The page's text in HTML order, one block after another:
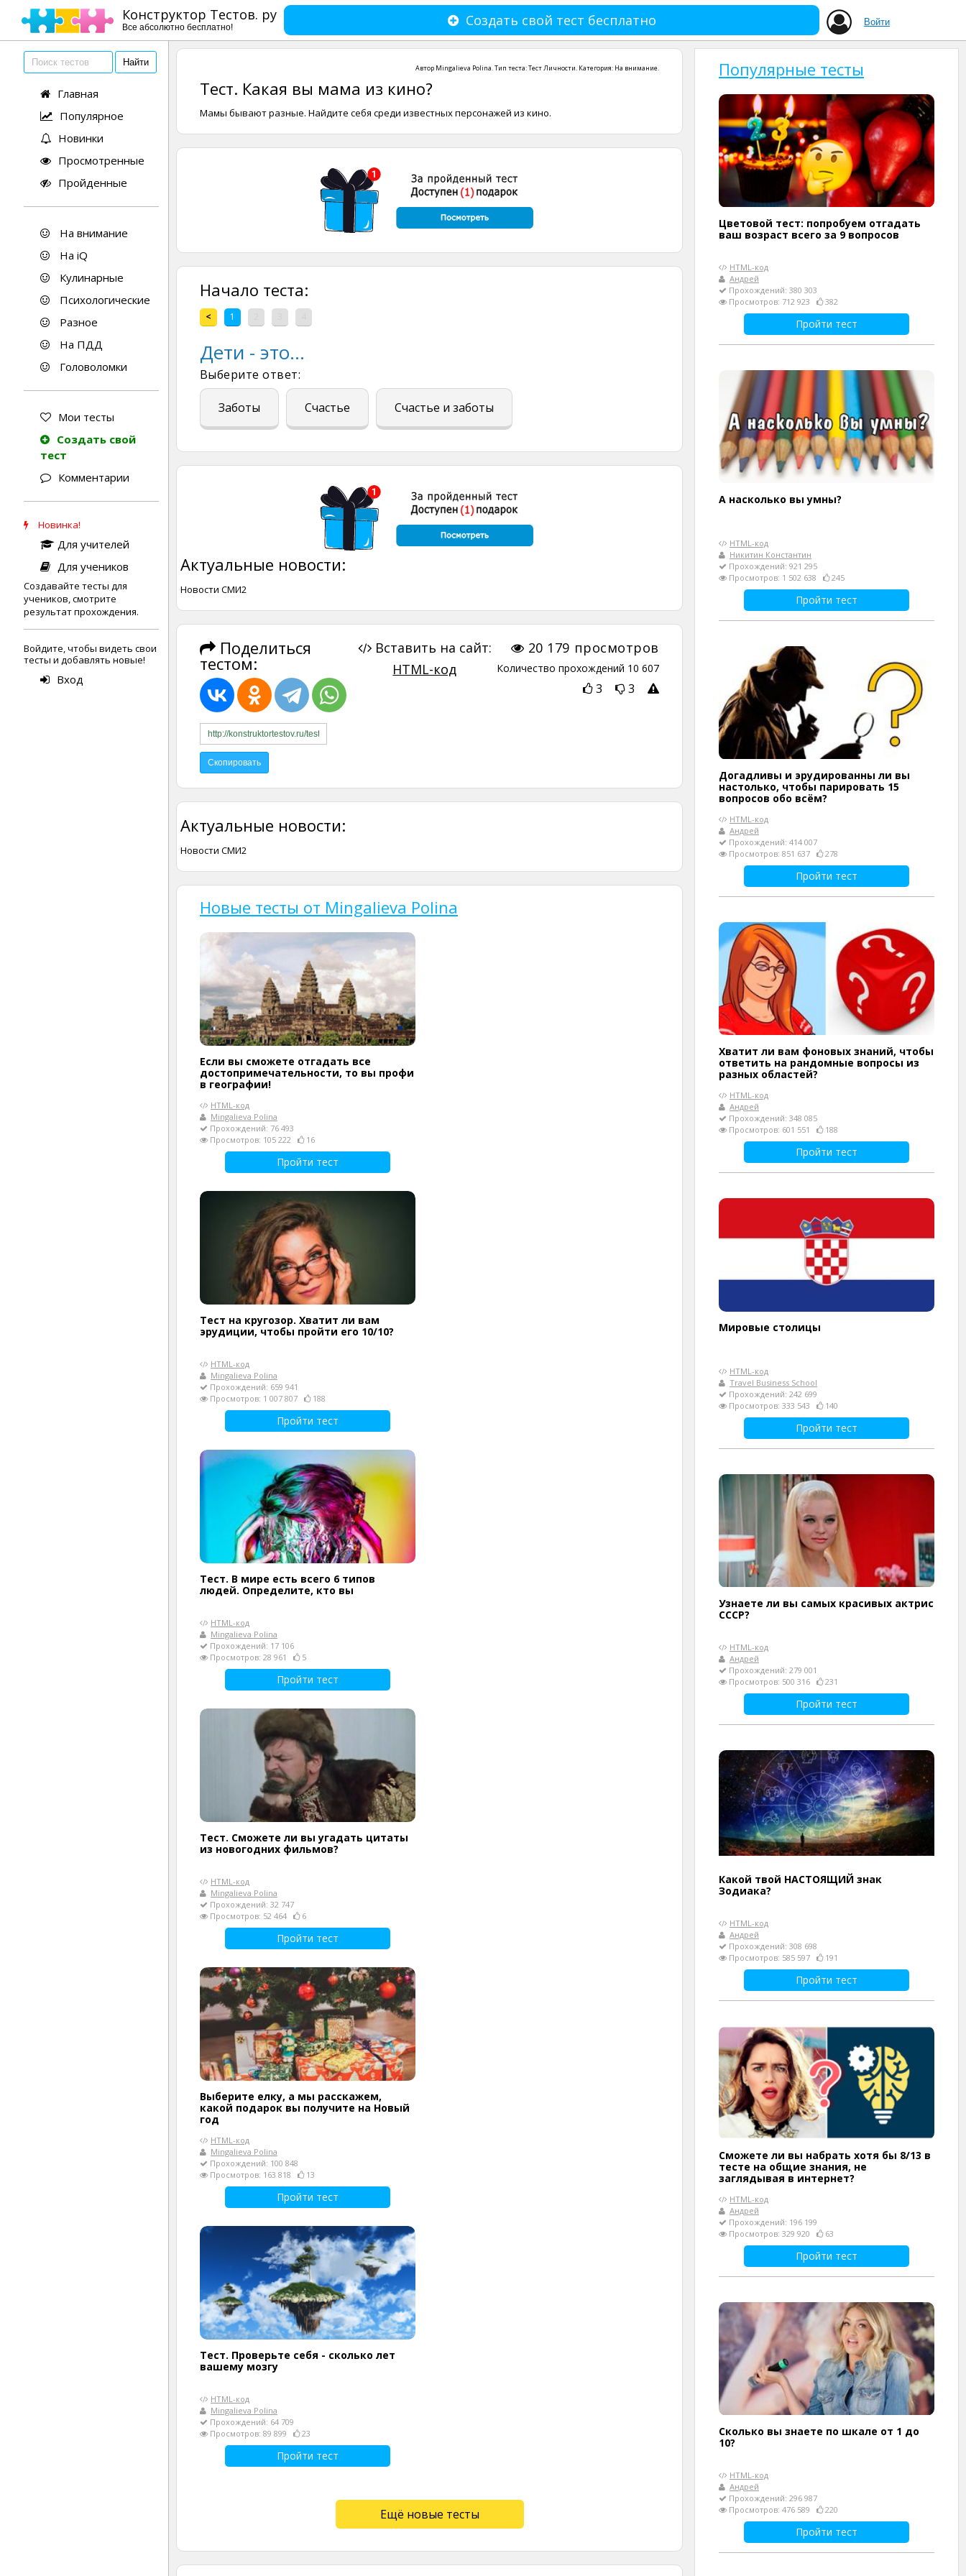
Конструктор Тестов. ру
Все абсолютно бесплатно! Войти
Создать свой тест бесплатно
Главная
Популярное
Новинки
Просмотренные
Пройденные
На внимание
На iQ
Кулинарные
Психологические
Разное
На ПДД
Головоломки
Мои тесты
Создать свой
тест
Комментарии
Новинка!
Для учителей
Для учеников
Создавайте тесты для
учеников, смотрите
результат прохождения.
Войдите, чтобы видеть свои
тесты и добавлять новые!
Вход
Автор Mingalieva Polina. Тип теста:Тест Личности. Категория: На внимание.
Тест. Какая вы мама из кино?
Мамы бывают разные. Найдите себя среди известных персонажей из кино.
Начало теста:
< 1
Дети - это...
Выберите ответ:
Заботы Счастье Счастье и заботы
Актуальные новости:
Новости СМИ2
Поделиться
тестом:
20 179 просмотров
Количество прохождений 10 607
3 3
Вставить на сайт:
HTML-код
Актуальные новости:
Новости СМИ2
Новые тесты от Mingalieva Polina
Если вы сможете отгадать все
достопримечательности, то вы профи
в географии!
HTML-код
Mingalieva Polina
Прохождений: 76 493
Просмотров: 105 222
16
Пройти тест
Тест на кругозор. Хватит ли вам
эрудиции, чтобы пройти его 10/10?
HTML-код
Mingalieva Polina
Прохождений: 659 941
Просмотров: 1 007 807
188
Пройти тест
Тест. В мире есть всего 6 типов
людей. Определите, кто вы
HTML-код
Mingalieva Polina
Прохождений: 17 106
Просмотров: 28 961
5
Пройти тест
Тест. Сможете ли вы угадать цитаты
из новогодних фильмов?
HTML-код
Mingalieva Polina
Прохождений: 32 747
Просмотров: 52 464
6
Пройти тест
Выберите елку, а мы расскажем,
какой подарок вы получите на Новый
год
HTML-код
Mingalieva Polina
Прохождений: 100 848
Просмотров: 163 818
13
Пройти тест
Тест. Проверьте себя - сколько лет
вашему мозгу
HTML-код
Mingalieva Polina
Прохождений: 64 709
Просмотров: 89 899
23
Пройти тест
Ещё новые тесты
Популярные тесты
Цветовой тест: попробуем отгадать
ваш возраст всего за 9 вопросов
HTML-код
Андрей
Прохождений: 380 303
Просмотров: 712 923
382
Пройти тест
А насколько вы умны?
HTML-код
Никитин Константин
Прохождений: 921 295
Просмотров: 1 502 638
245
Пройти тест
Догадливы и эрудированны ли вы
настолько, чтобы парировать 15
вопросов обо всём?
HTML-код
Андрей
Прохождений: 414 007
Просмотров: 851 637
278
Пройти тест
Хватит ли вам фоновых знаний, чтобы
ответить на рандомные вопросы из
разных областей?
HTML-код
Андрей
Прохождений: 348 085
Просмотров: 601 551
188
Пройти тест
Мировые столицы
HTML-код
Travel Business School
Прохождений: 242 699
Просмотров: 333 543
140
Пройти тест
Узнаете ли вы самых красивых актрис
СССР?
HTML-код
Андрей
Прохождений: 279 001
Просмотров: 500 316
231
Пройти тест
Какой твой НАСТОЯЩИЙ знак
Зодиака?
HTML-код
Андрей
Прохождений: 308 698
Просмотров: 585 597
191
Пройти тест
Сможете ли вы набрать хотя бы 8/13 в
тесте на общие знания, не
заглядывая в интернет?
HTML-код
Андрей
Прохождений: 196 199
Просмотров: 329 920
63
Пройти тест
Сколько вы знаете по шкале от 1 до
10?
HTML-код
Андрей
Прохождений: 296 987
Просмотров: 476 589
220
Пройти тест